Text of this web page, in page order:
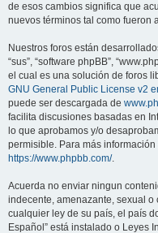
de esos cambios significa que
nuevos términos tal como fueron
Nuestros foros están
“sus”, “software phpBB”,
el cual es una solución de foros
GNU General Public License v2
puede ser descargada de
facilita discusiones basadas en
lo que aprobamos y/o
permisible. Para más
https://www.phpbb.com/.
Acuerda no enviar ningun
indecente, amenazante, sexual
cualquier ley de su país, el país
Español” está instalado o Leyes